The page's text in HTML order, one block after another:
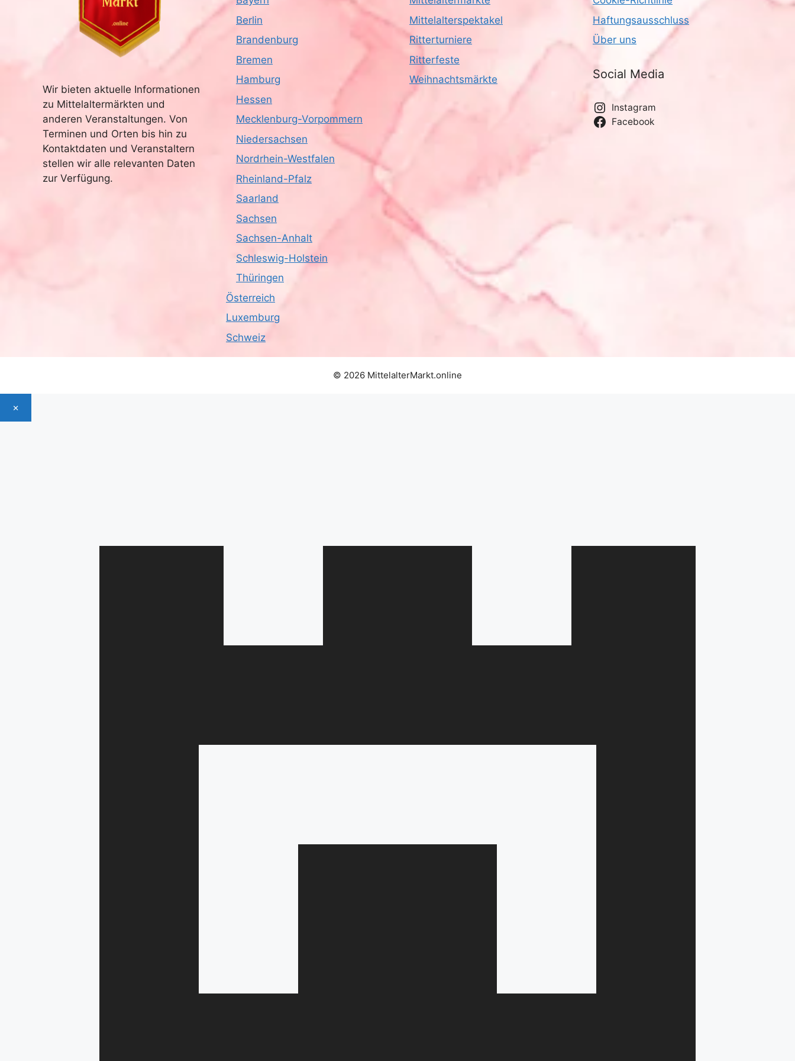
Wir bieten aktuelle Informationen
zu Mittelaltermärkten und
anderen Veranstaltungen. Von
Terminen und Orten bis hin zu
Kontaktdaten und Veranstaltern
stellen wir alle relevanten Daten
zur Verfügung.
Berlin
Brandenburg
Bremen
Hamburg
Hessen
Mecklenburg-Vorpommern
Niedersachsen
Nordrhein-Westfalen
Rheinland-Pfalz
Saarland
Sachsen
Sachsen-Anhalt
Schleswig-Holstein
Thüringen
Österreich
Luxemburg
Schweiz
Mittelalterspektakel
Ritterturniere
Ritterfeste
Weihnachtsmärkte
Haftungsausschluss
Über uns
Social Media
Instagram
Facebook
© 2026 MittelalterMarkt.online
×